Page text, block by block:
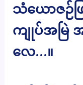
သံယောဇဉ်ဖ
ကျုပ်အမြဲ
လေ…။